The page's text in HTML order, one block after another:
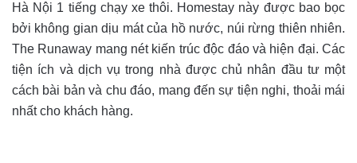
Hà Nội 1 tiếng chạy xe thôi. Homestay này được bao bọc
bởi không gian dịu mát của hồ nước, núi rừng thiên nhiên.
The Runaway mang nét kiến trúc độc đáo và hiện đại. Các
tiện ích và dịch vụ trong nhà được chủ nhân đầu tư một
cách bài bản và chu đáo, mang đến sự tiện nghi, thoải mái
nhất cho khách hàng.